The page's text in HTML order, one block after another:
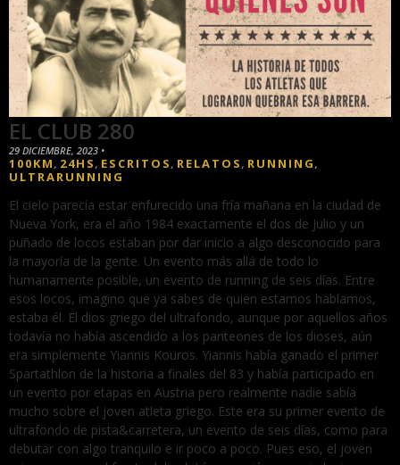
EL CLUB 280
29 DICIEMBRE, 2023 •
100KM , 24HS , ESCRITOS , RELATOS , RUNNING ,
ULTRARUNNING
El cielo parecía estar enfurecido una fría mañana en la ciudad de
Nueva York, era el año 1984 exactamente el dos de Julio y un
puñado de locos estaban por dar inicio a algo desconocido para
la mayoría de la gente. Un evento más allá de todo lo
humanamente posible, un evento de running de seis días. Entre
esos locos, imagino que ya sabes de quien estamos hablamos,
estaba él. El dios griego del ultrafondo, aunque por aquellos años
todavía no había ascendido a los panteones de los dioses, aún
era simplemente Yiannis Kouros. Yiannis había ganado el primer
Spartathlon de la historia a finales del 83 y había participado en
un evento por etapas en Austria pero realmente nadie sabía
mucho sobre el joven atleta griego. Este era su primer evento de
ultrafondo de pista&carretera, un evento de seis días, como para
debutar con algo tranquilo e ir poco a poco. Pues eso, el joven